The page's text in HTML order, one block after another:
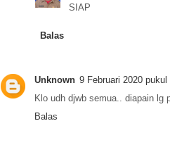
SIAP
Balas
Unknown 9 Februari 2020 pukul
Klo udh djwb semua.. diapain lg
Balas
•